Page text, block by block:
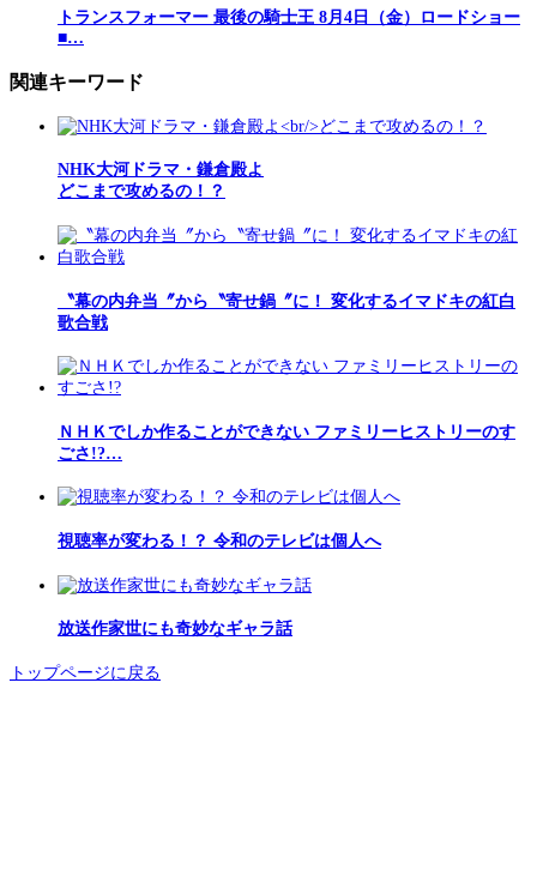
トランスフォーマー 最後の騎士王 8月4日（金）ロードショー
■…
関連キーワード
NHK大河ドラマ・鎌倉殿よ
どこまで攻めるの！？
〝幕の内弁当〞から〝寄せ鍋〞に！ 変化するイマドキの紅白
歌合戦
ＮＨＫでしか作ることができない ファミリーヒストリーのす
ごさ!?…
視聴率が変わる！？ 令和のテレビは個人へ
放送作家世にも奇妙なギャラ話
トップページに戻る